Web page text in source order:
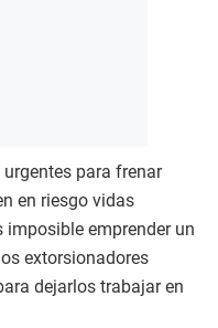
para frenar
en riesgo vidas
imposible emprender un
extorsionadores
dejarlos trabajar en